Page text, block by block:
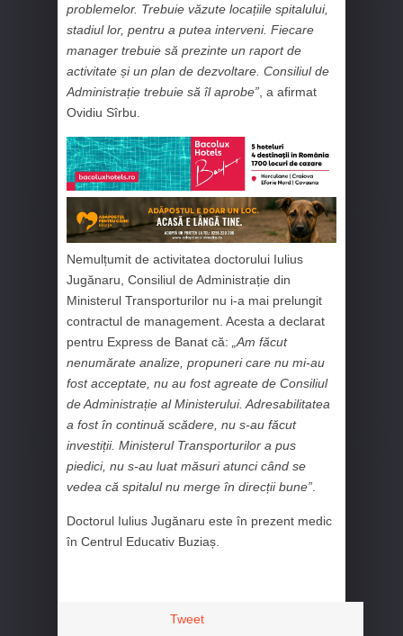
problemelor. Trebuie văzute locațiile spitalului,
stadiul lor, pentru a putea interveni. Fiecare
manager trebuie să prezinte un raport de
activitate și un plan de dezvoltare. Consiliul de
Administrație trebuie să îl aprobe” , a afirmat
Ovidiu Sîrbu.
Nemulțumit de activitatea doctorului Iulius
Jugănaru, Consiliul de Administrație din
Ministerul Transporturilor nu i-a mai prelungit
contractul de management. Acesta a declarat
pentru Express de Banat că: „Am făcut
nenumărate analize, propuneri care nu mi-au
fost acceptate, nu au fost agreate de Consiliul
de Administrație al Ministerului. Adresabilitatea
a fost în continuă scădere, nu s-au făcut
investiții. Ministerul Transporturilor a pus
piedici, nu s-au luat măsuri atunci când se
vedea că spitalul nu merge în direcții bune”.
Doctorul Iulius Jugănaru este în prezent medic
în Centrul Educativ Buziaș.
Tweet